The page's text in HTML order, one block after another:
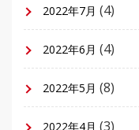
2022年7月 (4)
2022年6月 (4)
2022年5月 (8)
2022年4月 (3)